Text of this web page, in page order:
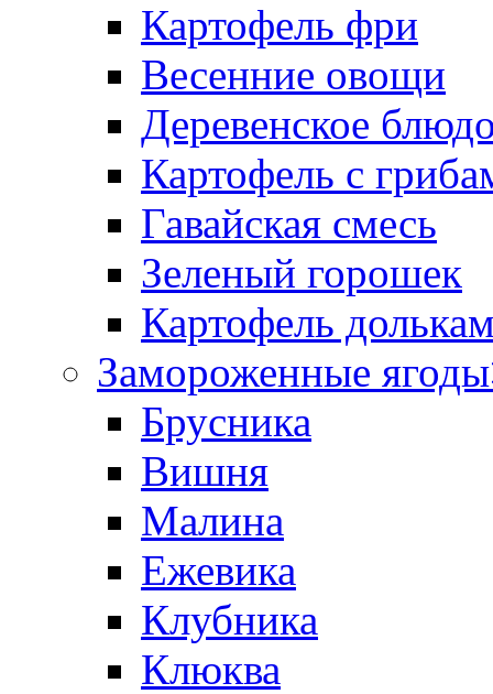
Картофель фри
Весенние овощи
Деревенское
Картофель с
Гавайская смесь
Зеленый горошек
Картофель
Замороженные ягоды
Брусника
Вишня
Малина
Ежевика
Клубника
Клюква